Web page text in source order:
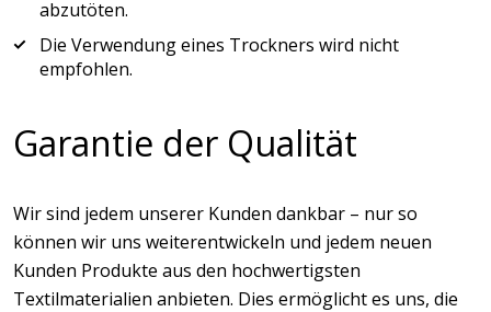
abzutöten.
Die Verwendung eines Trockners wird nicht
empfohlen.
Garantie der Qualität
Wir sind jedem unserer Kunden dankbar – nur so
können wir uns weiterentwickeln und jedem neuen
Kunden Produkte aus den hochwertigsten
Textilmaterialien anbieten. Dies ermöglicht es uns, die